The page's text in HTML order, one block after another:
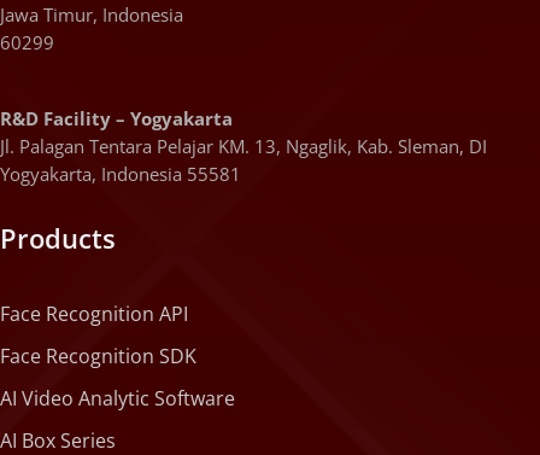
Jawa Timur, Indonesia
60299
R&D Facility – Yogyakarta
Jl. Palagan Tentara Pelajar KM. 13, Ngaglik, Kab. Sleman, DI
Yogyakarta, Indonesia 55581
Products
Face Recognition API
Face Recognition SDK
AI Video Analytic Software
AI Box Series